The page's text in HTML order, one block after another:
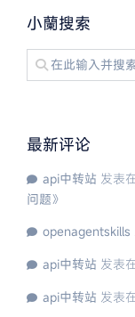
小蘭搜索
最新评论
api中转站 发表
问题》
openagentskills
api中转站 发表
api中转站 发表